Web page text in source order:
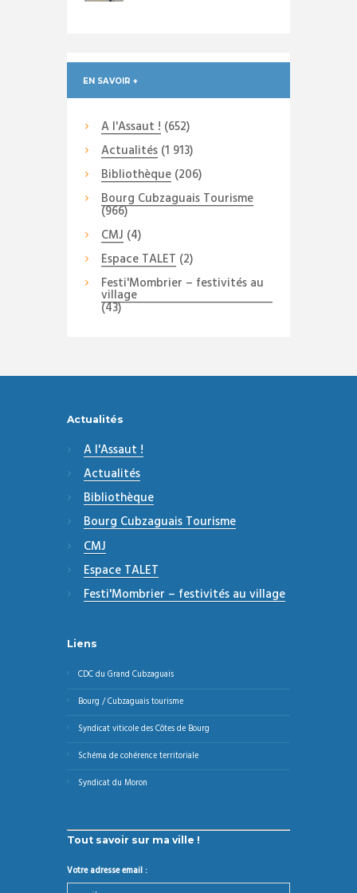
EN SAVOIR +
A l'Assaut ! (652)
Actualités(1 913)
Bibliothèque(206)
Bourg Cubzaguais Tourisme
(966)
CMJ (4)
Espace TALET (2)
Festi'Mombrier – festivités au
village
(43)
Actualités
A l'Assaut !
Actualités
Bibliothèque
Bourg Cubzaguais Tourisme
CMJ
Espace TALET
Festi'Mombrier – festivités au village
Liens
CDC du Grand Cubzaguais
Bourg / Cubzaguais tourisme
Syndicat viticole des Côtes de Bourg
Schéma de cohérence territoriale
Syndicat du Moron
Tout savoir sur ma ville !
Votre adresse email :